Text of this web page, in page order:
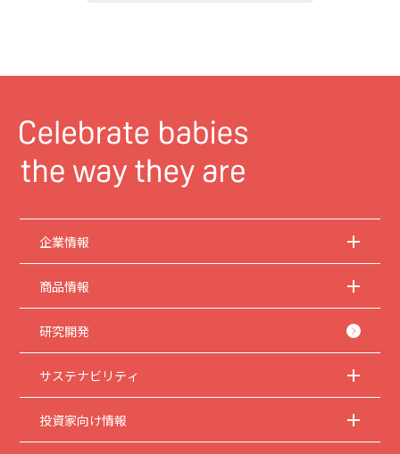
取扱説明書の著作権は当社に帰属します。権利者の許諾を得ることなく、取扱説明
することは、この限りではありません。
当社は、常に細心の注意を払って本サイトを運営管理しておりますが、情報および
動作の正確性、完全性を保証するものではありません。お客様が本サイトをご利用
トラブル、ならびにその他の損害についても、当社は責任を負うものではありませ
本サイトのサービスの中止、変更など
本サイトのサービスは予告なく中止、または内容や条件を変更する場合がありま
す。あらかじめご了承ください。
取扱説明書は、商品をご購入いただいたお客様のための資料です。本サイトに公開
企業情報
商品情報
研究開発
サステナビリティ
投資家向け情報